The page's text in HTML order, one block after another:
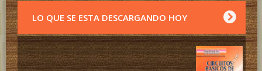
LO QUE SE ESTA DESCARGANDO HOY